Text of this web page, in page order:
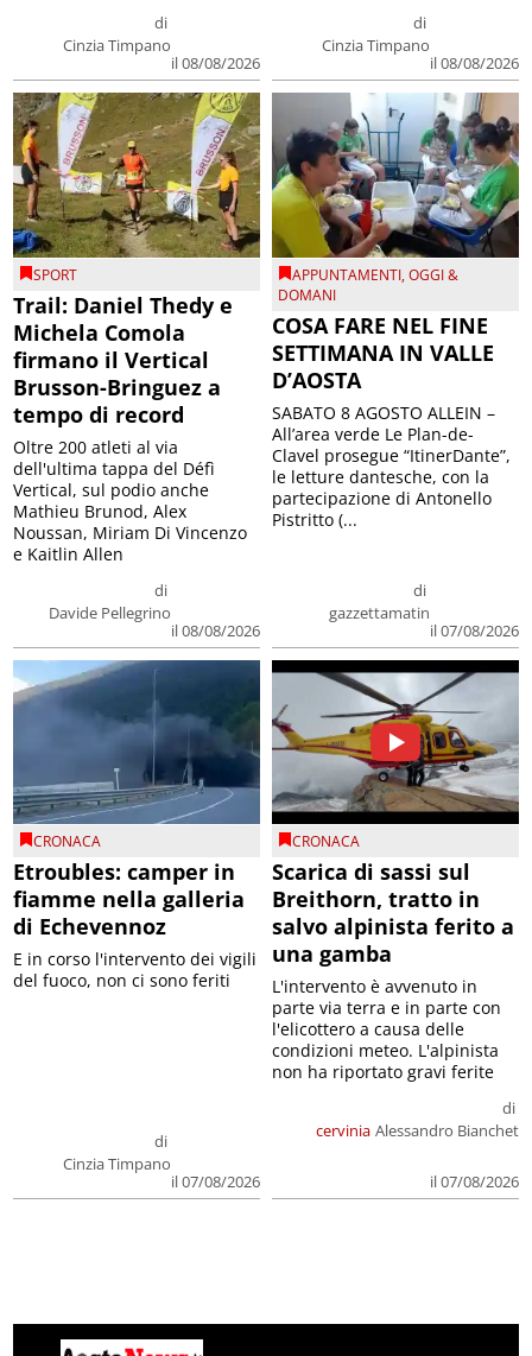
di
Cinzia Timpano
il 08/08/2026
di
Cinzia Timpano
il 08/08/2026
SPORT
Trail: Daniel Thedy e
Michela Comola
firmano il Vertical
Brusson-Bringuez a
tempo di record
di
Davide Pellegrino
il 08/08/2026
Oltre 200 atleti al via
dell'ultima tappa del Défì
Vertical, sul podio anche
Mathieu Brunod, Alex
Noussan, Miriam Di Vincenzo
e Kaitlin Allen
APPUNTAMENTI,OGGI &
DOMANI
COSA FARE NEL FINE
SETTIMANA IN VALLE
D’AOSTA
di
gazzettamatin
il 07/08/2026
SABATO 8 AGOSTO ALLEIN –
All’area verde Le Plan-de-
Clavel prosegue “ItinerDante”,
le letture dantesche, con la
partecipazione di Antonello
Pistritto (...
CRONACA
Etroubles: camper in
fiamme nella galleria
di Echevennoz
di
Cinzia Timpano
il 07/08/2026
E in corso l'intervento dei vigili
del fuoco, non ci sono feriti
CRONACA
Scarica di sassi sul
Breithorn, tratto in
salvo alpinista ferito a
una gamba
cervinia
di
Alessandro Bianchet
il 07/08/2026
L'intervento è avvenuto in
parte via terra e in parte con
l'elicottero a causa delle
condizioni meteo. L'alpinista
non ha riportato gravi ferite